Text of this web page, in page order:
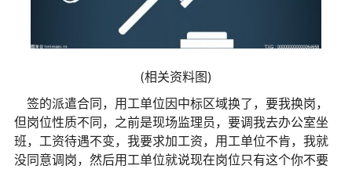
(相关资料图)
签的派遣合同，用工单位因中标区域换了，要我换岗，
但岗位性质不同，之前是现场监理员，要调我去办公室坐
班，工资待遇不变，我要求加工资，用工单位不肯，我就
没同意调岗，然后用工单位就说现在岗位只有这个你不要